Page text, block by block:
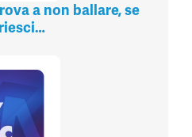
a non ballare, se